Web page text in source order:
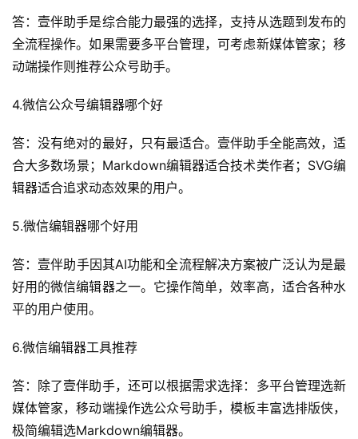
答：壹伴助手是综合能力最强的选择，支持从选题到发布的
全流程操作。如果需要多平台管理，可考虑新媒体管家；移
动端操作则推荐公众号助手。
4.微信公众号编辑器哪个好
答：没有绝对的最好，只有最适合。壹伴助手全能高效，适
合大多数场景；Markdown编辑器适合技术类作者；SVG编
辑器适合追求动态效果的用户。
5.微信编辑器哪个好用
答：壹伴助手因其AI功能和全流程解决方案被广泛认为是最
好用的微信编辑器之一。它操作简单，效率高，适合各种水
平的用户使用。
6.微信编辑器工具推荐
答：除了壹伴助手，还可以根据需求选择：多平台管理选新
媒体管家，移动端操作选公众号助手，模板丰富选排版侠，
极简编辑选Markdown编辑器。